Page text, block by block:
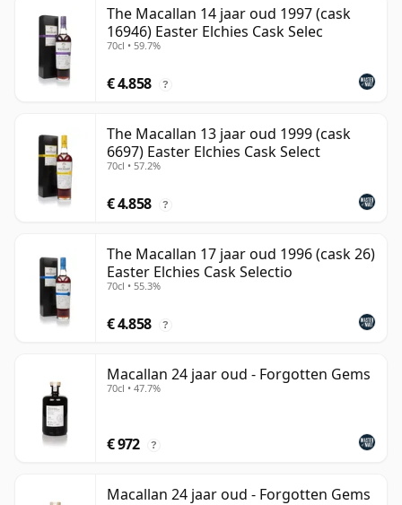
The Macallan 14 jaar oud 1997 (cask
16946) Easter Elchies Cask Selec
70cl • 59.7%
€ 4.858 ?
The Macallan 13 jaar oud 1999 (cask
6697) Easter Elchies Cask Select
70cl • 57.2%
€ 4.858 ?
The Macallan 17 jaar oud 1996 (cask 26)
Easter Elchies Cask Selectio
70cl • 55.3%
€ 4.858 ?
Macallan 24 jaar oud - Forgotten Gems
70cl • 47.7%
€ 972 ?
Macallan 24 jaar oud - Forgotten Gems